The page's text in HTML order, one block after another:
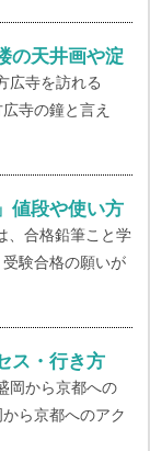
の天井画や淀
広寺を訪れる
寺の鐘と言え
値段や使い方
、合格鉛筆こと学
験合格の願いが
ス・行き方
岡から京都への
ら京都へのアク